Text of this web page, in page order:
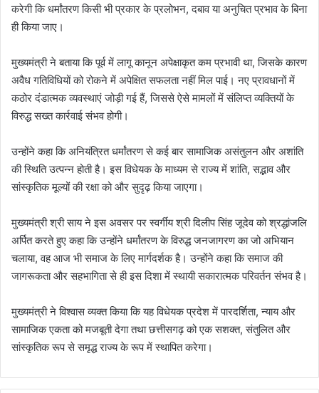
करेगी कि धर्मांतरण किसी भी प्रकार के प्रलोभन, दबाव या अनुचित प्रभाव के बिना
ही किया जाए।
मुख्यमंत्री ने बताया कि पूर्व में लागू कानून अपेक्षाकृत कम प्रभावी था, जिसके कारण
अवैध गतिविधियों को रोकने में अपेक्षित सफलता नहीं मिल पाई। नए प्रावधानों में
कठोर दंडात्मक व्यवस्थाएं जोड़ी गई हैं, जिससे ऐसे मामलों में संलिप्त व्यक्तियों के
विरुद्ध सख्त कार्रवाई संभव होगी।
उन्होंने कहा कि अनियंत्रित धर्मांतरण से कई बार सामाजिक असंतुलन और अशांति
की स्थिति उत्पन्न होती है। इस विधेयक के माध्यम से राज्य में शांति, सद्भाव और
सांस्कृतिक मूल्यों की रक्षा को और सुदृढ़ किया जाएगा।
मुख्यमंत्री श्री साय ने इस अवसर पर स्वर्गीय श्री दिलीप सिंह जूदेव को श्रद्धांजलि
अर्पित करते हुए कहा कि उन्होंने धर्मांतरण के विरुद्ध जनजागरण का जो अभियान
चलाया, वह आज भी समाज के लिए मार्गदर्शक है। उन्होंने कहा कि समाज की
जागरूकता और सहभागिता से ही इस दिशा में स्थायी सकारात्मक परिवर्तन संभव है।
मुख्यमंत्री ने विश्वास व्यक्त किया कि यह विधेयक प्रदेश में पारदर्शिता, न्याय और
सामाजिक एकता को मजबूती देगा तथा छत्तीसगढ़ को एक सशक्त, संतुलित और
सांस्कृतिक रूप से समृद्ध राज्य के रूप में स्थापित करेगा।